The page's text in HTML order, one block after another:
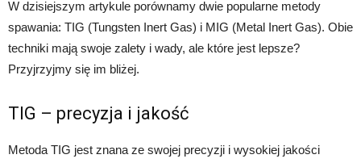
W dzisiejszym artykule porównamy dwie popularne metody
spawania: TIG (Tungsten Inert Gas) i MIG (Metal Inert Gas). Obie
techniki mają swoje zalety i wady, ale które jest lepsze?
Przyjrzyjmy się im bliżej.
TIG – precyzja i jakość
Metoda TIG jest znana ze swojej precyzji i wysokiej jakości